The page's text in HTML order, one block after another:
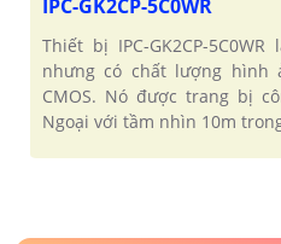
IPC-GK2CP-5C0WR
Thiết bị IPC-GK2CP-
nhưng có chất lượng hình
CMOS. Nó được trang bị
Ngoại với tầm nhìn 10m